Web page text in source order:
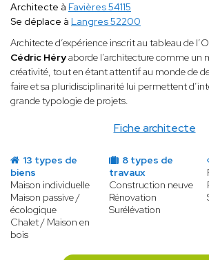
Fiche architecte
Architecte à Favières 54115
Se déplace à Langres 52200
Architecte d’expérience inscrit au tableau de
Cédric Héryaborde l’architecture comme un
créativité, tout en étant attentif au monde de
faire et sa pluridisciplinarité lui permettent
grande typologie de projets.
13 types de
biens
Maison individuelle
Maison passive /
écologique
Chalet / Maison en
bois
8 types de
travaux
Construction neuve
Rénovation
Surélévation